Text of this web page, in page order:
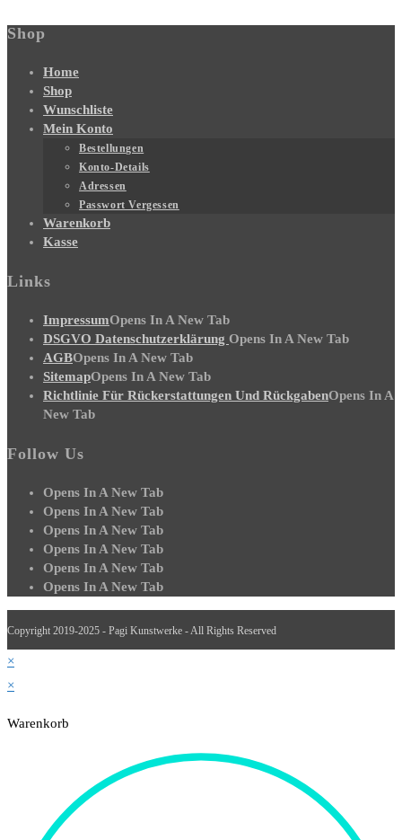
Shop
Home
Shop
Wunschliste
Mein Konto
Bestellungen
Konto-Details
Adressen
Passwort Vergessen
Warenkorb
Kasse
Links
ImpressumOpens In A New Tab
DSGVO Datenschutzerklärung Opens In A New Tab
AGBOpens In A New Tab
SitemapOpens In A New Tab
Richtlinie Für Rückerstattungen Und RückgabenOpens In A
New Tab
Follow Us
Opens In A New Tab
Opens In A New Tab
Opens In A New Tab
Opens In A New Tab
Opens In A New Tab
Opens In A New Tab
Copyright 2019-2025 - Pagi Kunstwerke - All Rights Reserved
×
×
Warenkorb